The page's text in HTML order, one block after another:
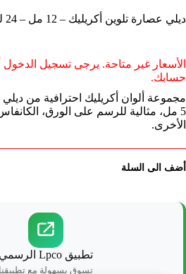
ديلي عصارة تلوين أكريليك – 12 مل – 24 لون – EC12-24
الأسعار غير متاحة. يرجى تسجيل الدخول
حسابك.
5 مل، مثالية للرسم على الورق،
الأخرى.
أضف الى السلة
تطبيق Lpco الرسمي
تسوق بسهولة مع تطبيقنا